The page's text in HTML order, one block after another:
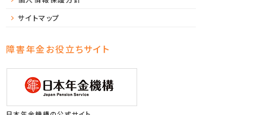
サイトマップ
障害年金お役立ちサイト